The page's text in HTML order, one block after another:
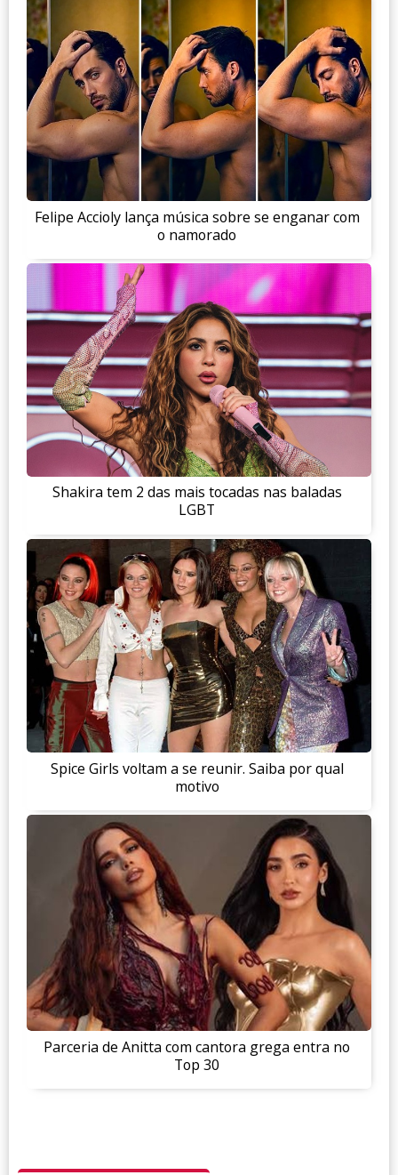
Felipe Accioly lança música sobre se enganar com
o namorado
Shakira tem 2 das mais tocadas nas baladas
LGBT
Spice Girls voltam a se reunir. Saiba por qual
motivo
Parceria de Anitta com cantora grega entra no
Top 30